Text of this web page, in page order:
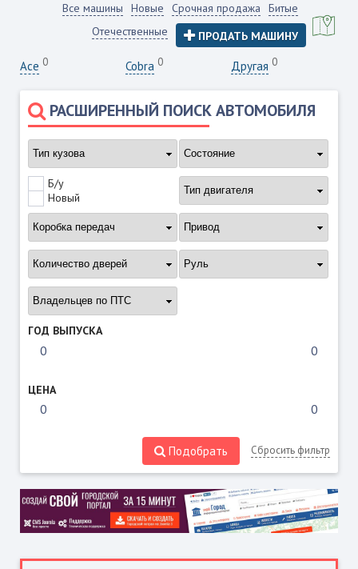
Все машины Новые Срочная продажа
Битые
Отечественные
ПРОДАТЬ МАШИНУ
Ace 0 Cobra 0 Другая 0
РАСШИРЕННЫЙ ПОИСК АВТОМОБИЛЯ
Б/у
Новый
ГОД ВЫПУСКА
ЦЕНА
Подобрать Сбросить фильтр